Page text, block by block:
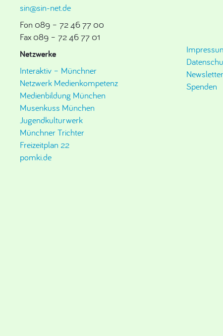
sin@sin-net.de
Fon 089 – 72 46 77 00
Fax 089 – 72 46 77 01
Netzwerke
Interaktiv – Münchner
Netzwerk Medienkompetenz
Medienbildung München
Musenkuss München
Jugendkulturwerk
Münchner Trichter
Freizeitplan 22
pomki.de
Newsletter
Spenden